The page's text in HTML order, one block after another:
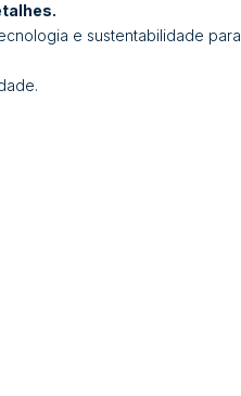
e sustentabilidade para